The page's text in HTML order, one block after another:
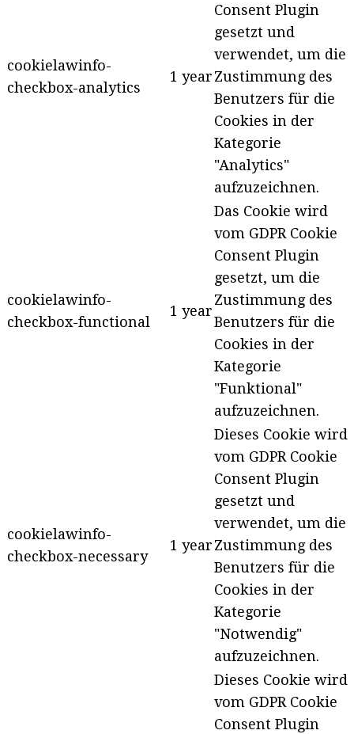
cookielawinfo-
checkbox-analytics
1 year
Consent Plugin
gesetzt und
verwendet, um die
Zustimmung des
Benutzers für die
Cookies in der
Kategorie
"Analytics"
aufzuzeichnen.
cookielawinfo-
checkbox-functional
1 year
Das Cookie wird
vom GDPR Cookie
Consent Plugin
gesetzt, um die
Zustimmung des
Benutzers für die
Cookies in der
Kategorie
"Funktional"
aufzuzeichnen.
cookielawinfo-
checkbox-necessary
1 year
Dieses Cookie wird
vom GDPR Cookie
Consent Plugin
gesetzt und
verwendet, um die
Zustimmung des
Benutzers für die
Cookies in der
Kategorie
"Notwendig"
aufzuzeichnen.
Dieses Cookie wird
vom GDPR Cookie
Consent Plugin